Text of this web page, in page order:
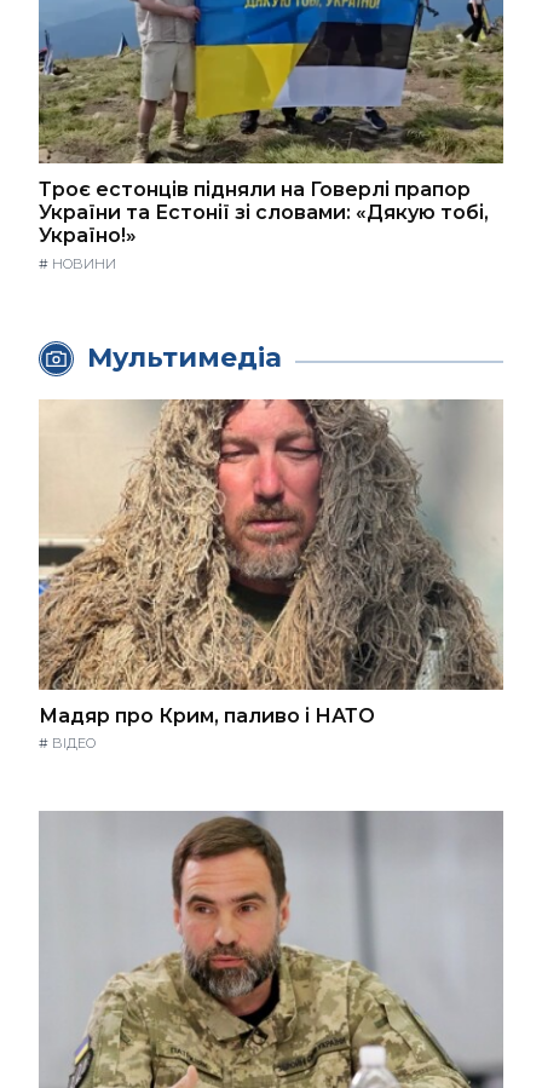
Троє естонців підняли на Говерлі прапор
України та Естонії зі словами: «Дякую тобі,
Україно!»
# НОВИНИ
Мультимедіа
Мадяр про Крим, паливо і НАТО
# ВІДЕО